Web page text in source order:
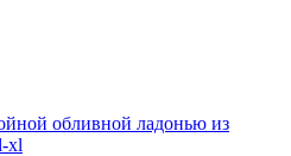
обливной ладонью из
xl